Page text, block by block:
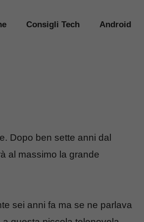
Consigli Tech Android
Dopo ben sette anni dal
al massimo la grande
sei anni fa ma se ne parlava